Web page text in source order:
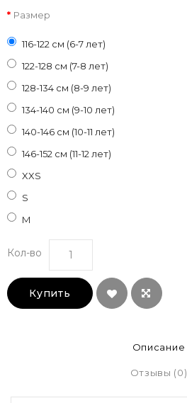
Размер
116-122 см (6-7 лет)
122-128 см (7-8 лет)
128-134 см (8-9 лет)
134-140 см (9-10 лет)
140-146 см (10-11 лет)
146-152 см (11-12 лет)
XXS
S
M
Кол-во
Купить
Описание
Отзывы (0)